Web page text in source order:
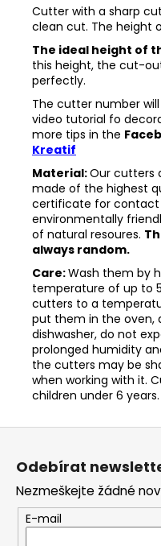
Cutter with a sharp
clean cut. The height
The ideal height of
this height, the cut-
perfectly.
The cutter number
video tutorial fo
more tips in the
Kreatif
Material:Our cutters
made of the highest
certificate for contact
environmentally
of natural resoures.
always random.
Care:Wash them by
temperature of up to
cutters to a
put them in the oven,
dishwasher, do not
prolonged humidity
the cutters may be
when working with it.
children under 6 years.
Z
Odebírat
Nezmeškejte žádné
E-mail